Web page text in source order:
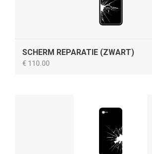
SCHERM REPARATIE (ZWART)
€ 110.00